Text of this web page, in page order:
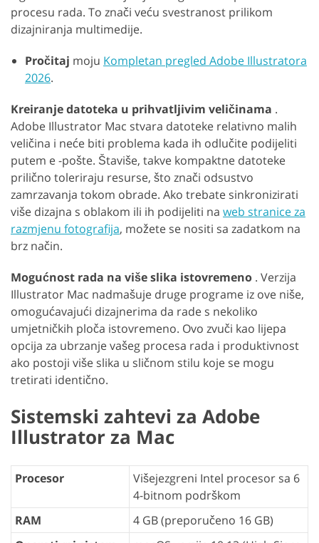
procesu rada. To znači veću svestranost prilikom
dizajniranja multimedije.
Pročitaj moju Kompletan pregled Adobe Illustratora
2026.
Kreiranje datoteka u prihvatljivim veličinama .
Adobe Illustrator Mac stvara datoteke relativno malih
veličina i neće biti problema kada ih odlučite podijeliti
putem e -pošte. Štaviše, takve kompaktne datoteke
prilično toleriraju resurse, što znači odsustvo
zamrzavanja tokom obrade. Ako trebate sinkronizirati
više dizajna s oblakom ili ih podijeliti na web stranice za
razmjenu fotografija, možete se nositi sa zadatkom na
brz način.
Mogućnost rada na više slika istovremeno . Verzija
Illustrator Mac nadmašuje druge programe iz ove niše,
omogućavajući dizajnerima da rade s nekoliko
umjetničkih ploča istovremeno. Ovo zvuči kao lijepa
opcija za ubrzanje vašeg procesa rada i produktivnost
ako postoji više slika u sličnom stilu koje se mogu
tretirati identično.
Sistemski zahtevi za Adobe
Illustrator za Mac
Procesor
Višejezgreni Intel procesor sa 6
4-bitnom podrškom
RAM
4 GB (preporučeno 16 GB)